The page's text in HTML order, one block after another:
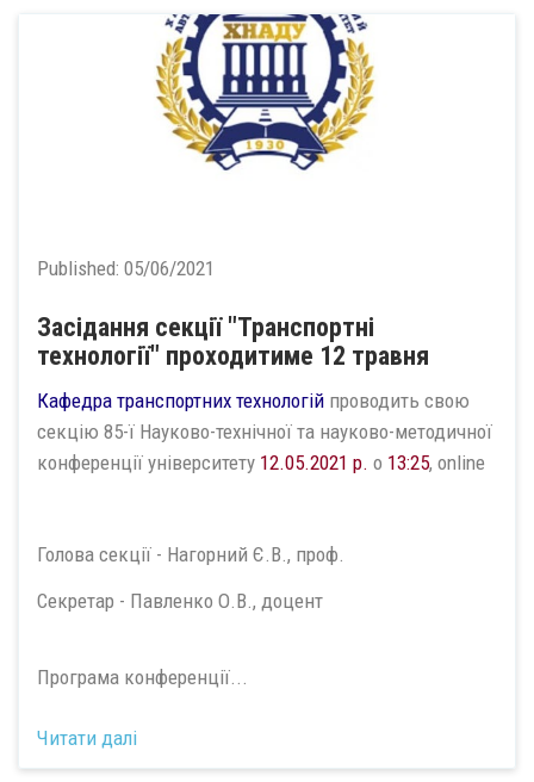
Published: 05/06/2021
Засідання секції "Транспортні
технології" проходитиме 12 травня
Кафедра транспортних технологій проводить свою
секцію 85-ї Науково-технічної та науково-методичної
конференції університету 12.05.2021 р. о 13:25, online
Голова секції - Нагорний Є.В., проф.
Секретар - Павленко О.В., доцент
Програма конференції...
Читати далі